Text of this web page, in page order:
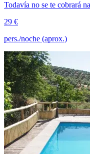
Todavía no se te cobrará
29 €
pers./noche (aprox.)